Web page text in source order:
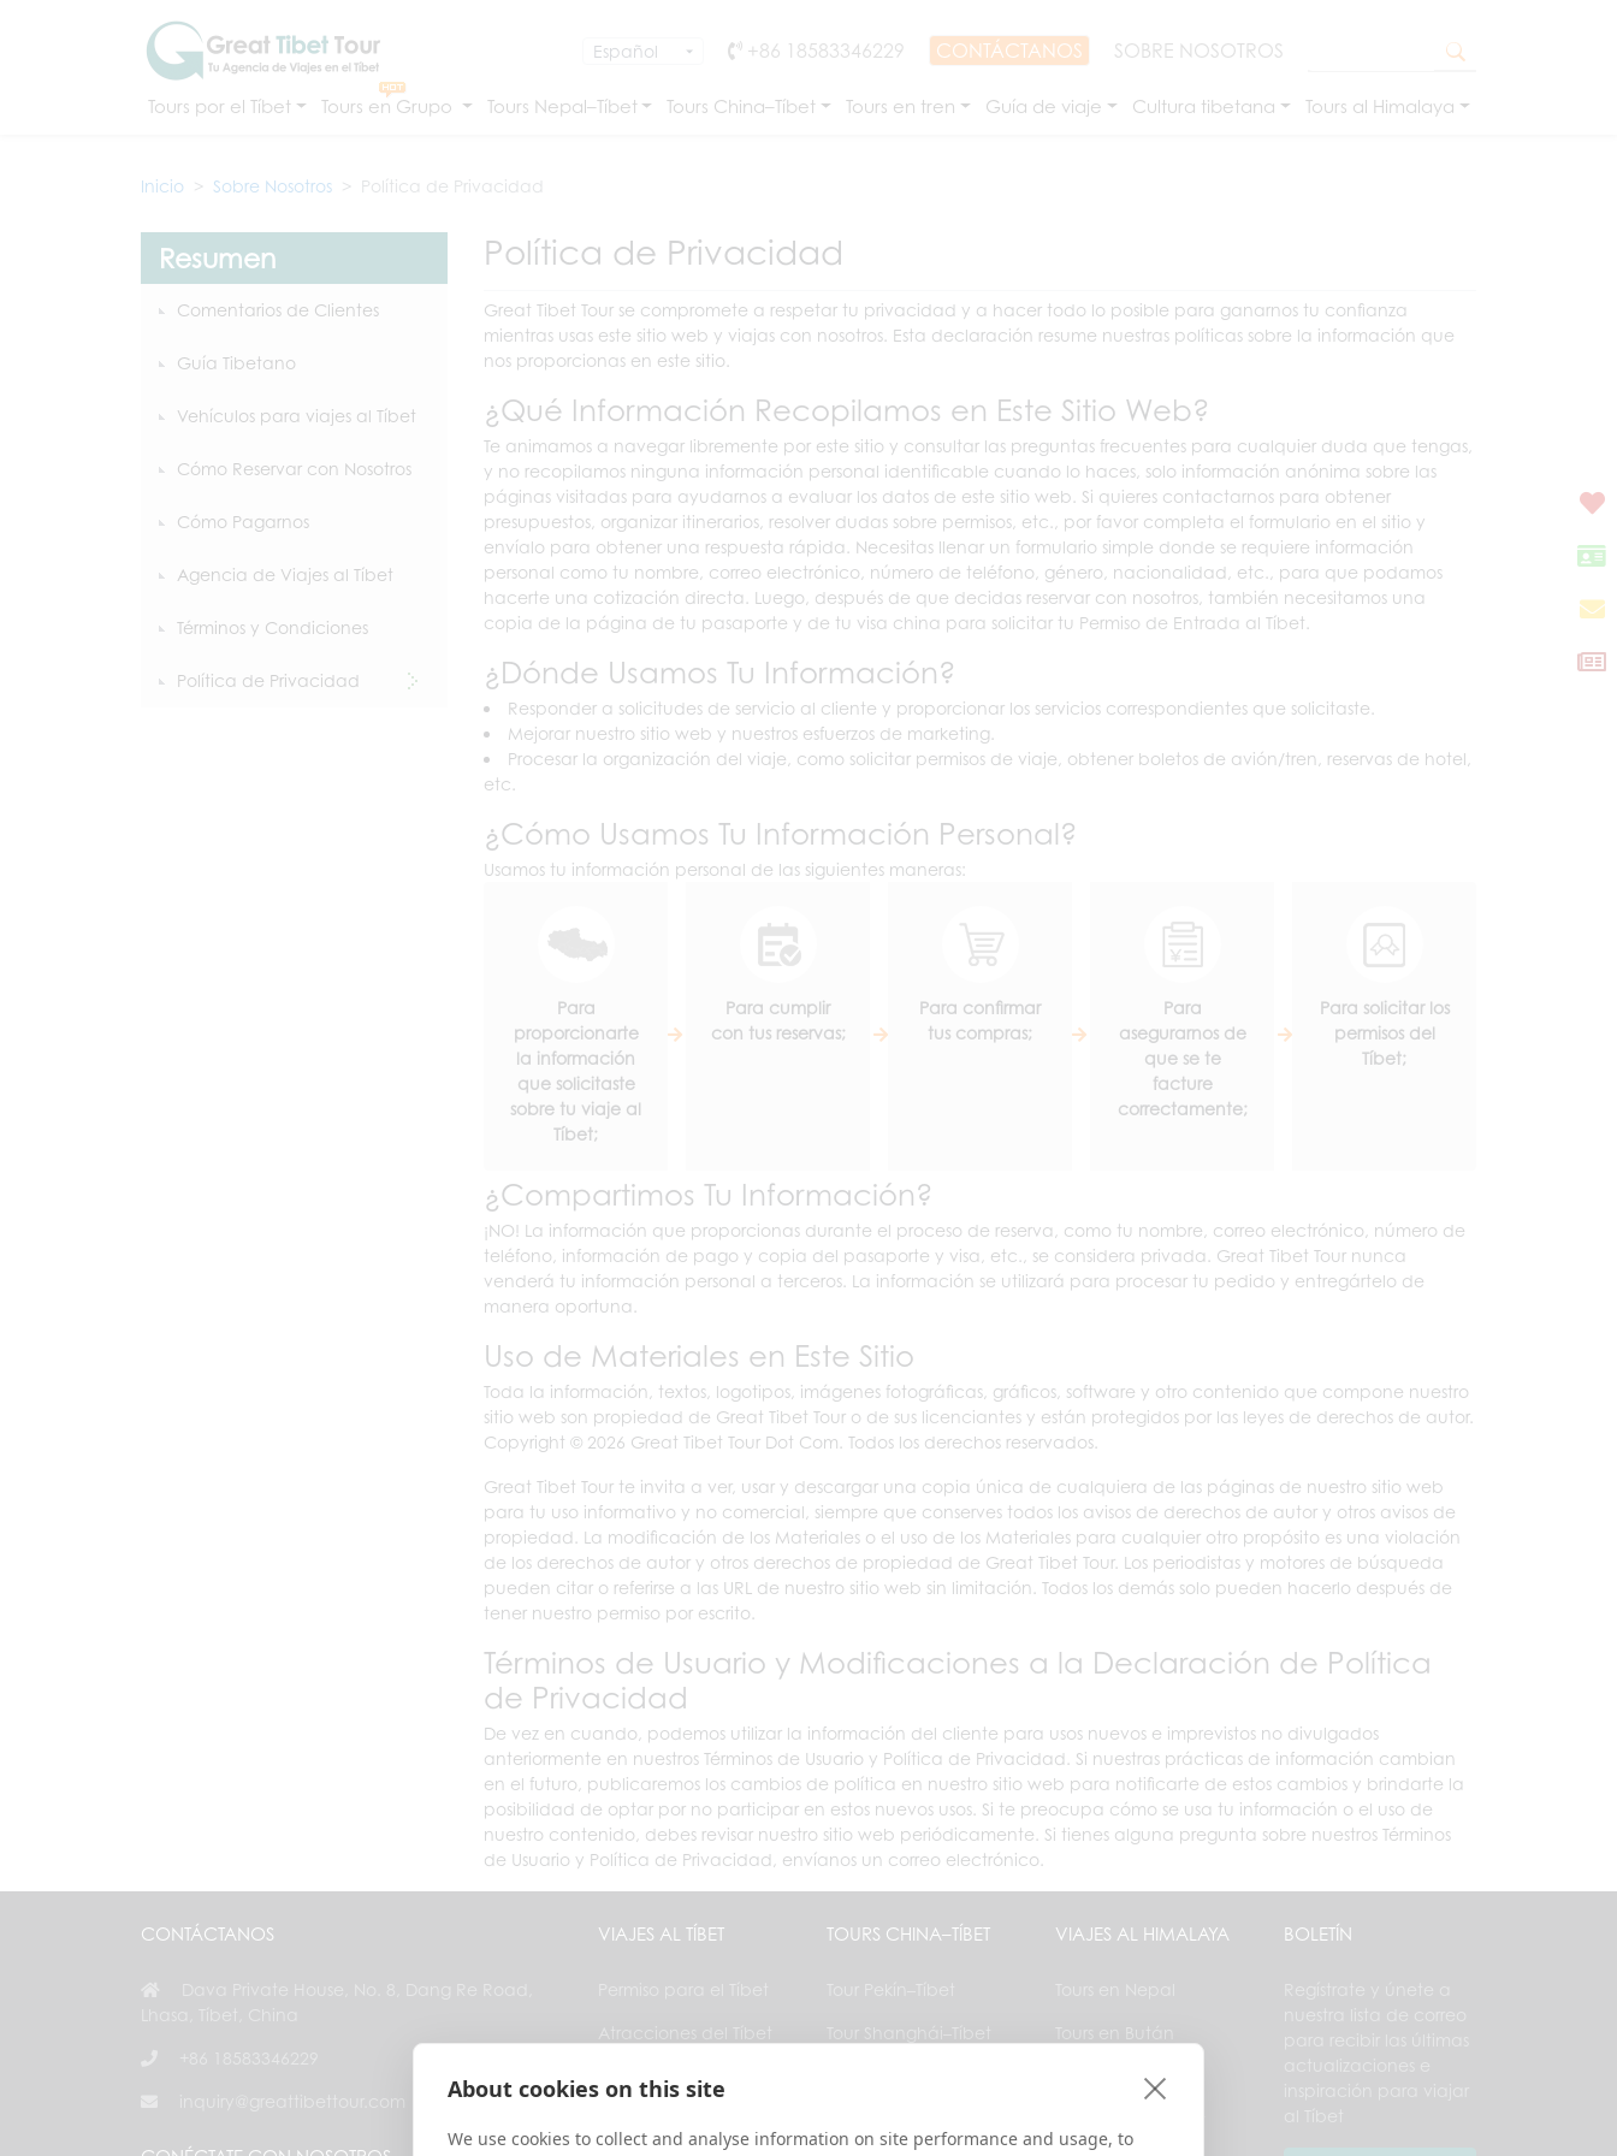
About cookies on this site
We use cookies to collect and analyse information on site performance and usage, to
+86 18583346229 CONTÁCTANOS SOBRE NOSOTROS
Tours por el Tíbet Tours en Grupo Tours Nepal–Tíbet Tours China–Tíbet Tours en tren Guía de viaje Cultura tibetana Tours al Himalaya
Inicio Sobre Nosotros Política de Privacidad
Resumen
Comentarios de Clientes
Guía Tibetano
Vehículos para viajes al Tíbet
Cómo Reservar con Nosotros
Cómo Pagarnos
Agencia de Viajes al Tíbet
Términos y Condiciones
Política de Privacidad
Política de Privacidad
Great Tibet Tour se compromete a respetar tu privacidad y a hacer todo lo posible para ganarnos tu confianza
mientras usas este sitio web y viajas con nosotros. Esta declaración resume nuestras políticas sobre la información que
nos proporcionas en este sitio.
¿Qué Información Recopilamos en Este Sitio Web?
Te animamos a navegar libremente por este sitio y consultar las preguntas frecuentes para cualquier duda que tengas,
y no recopilamos ninguna información personal identificable cuando lo haces, solo información anónima sobre las
páginas visitadas para ayudarnos a evaluar los datos de este sitio web. Si quieres contactarnos para obtener
presupuestos, organizar itinerarios, resolver dudas sobre permisos, etc., por favor completa el formulario en el sitio y
envíalo para obtener una respuesta rápida. Necesitas llenar un formulario simple donde se requiere información
personal como tu nombre, correo electrónico, número de teléfono, género, nacionalidad, etc., para que podamos
hacerte una cotización directa. Luego, después de que decidas reservar con nosotros, también necesitamos una
copia de la página de tu pasaporte y de tu visa china para solicitar tu Permiso de Entrada al Tíbet.
¿Dónde Usamos Tu Información?
Responder a solicitudes de servicio al cliente y proporcionar los servicios correspondientes que solicitaste.
Mejorar nuestro sitio web y nuestros esfuerzos de marketing.
Procesar la organización del viaje, como solicitar permisos de viaje, obtener boletos de avión/tren, reservas de hotel,
etc.
¿Cómo Usamos Tu Información Personal?
Usamos tu información personal de las siguientes maneras:
Para
proporcionarte
la información
que solicitaste
sobre tu viaje al
Tíbet;
Para cumplir
con tus reservas;
Para confirmar
tus compras;
Para
asegurarnos de
que se te
facture
correctamente;
Para solicitar los
permisos del
Tíbet;
¿Compartimos Tu Información?
¡NO! La información que proporcionas durante el proceso de reserva, como tu nombre, correo electrónico, número de
teléfono, información de pago y copia del pasaporte y visa, etc., se considera privada. Great Tibet Tour nunca
venderá tu información personal a terceros. La información se utilizará para procesar tu pedido y entregártelo de
manera oportuna.
Uso de Materiales en Este Sitio
Toda la información, textos, logotipos, imágenes fotográficas, gráficos, software y otro contenido que compone nuestro
sitio web son propiedad de Great Tibet Tour o de sus licenciantes y están protegidos por las leyes de derechos de autor.
Copyright © 2026 Great Tibet Tour Dot Com. Todos los derechos reservados.
Great Tibet Tour te invita a ver, usar y descargar una copia única de cualquiera de las páginas de nuestro sitio web
para tu uso informativo y no comercial, siempre que conserves todos los avisos de derechos de autor y otros avisos de
propiedad. La modificación de los Materiales o el uso de los Materiales para cualquier otro propósito es una violación
de los derechos de autor y otros derechos de propiedad de Great Tibet Tour. Los periodistas y motores de búsqueda
pueden citar o referirse a las URL de nuestro sitio web sin limitación. Todos los demás solo pueden hacerlo después de
tener nuestro permiso por escrito.
Términos de Usuario y Modificaciones a la Declaración de Política
de Privacidad
De vez en cuando, podemos utilizar la información del cliente para usos nuevos e imprevistos no divulgados
anteriormente en nuestros Términos de Usuario y Política de Privacidad. Si nuestras prácticas de información cambian
en el futuro, publicaremos los cambios de política en nuestro sitio web para notificarte de estos cambios y brindarte la
posibilidad de optar por no participar en estos nuevos usos. Si te preocupa cómo se usa tu información o el uso de
nuestro contenido, debes revisar nuestro sitio web periódicamente. Si tienes alguna pregunta sobre nuestros Términos
de Usuario y Política de Privacidad, envíanos un correo electrónico.
CONTÁCTANOS VIAJES AL TÍBET
Clima en el Tíbet
TOURS CHINA–TÍBET VIAJES AL HIMALAYA
Tours Nepal–Tíbet
BOLETÍN